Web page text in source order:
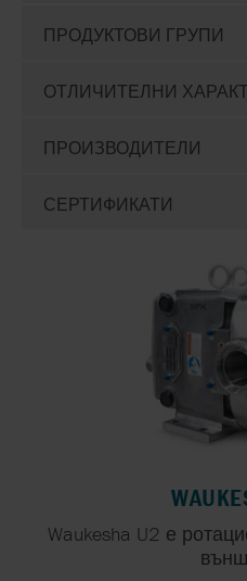
ПРОДУКТОВИ ГРУПИ
ОТЛИЧИТЕЛНИ
ПРОИЗВОДИТЕЛИ
СЕРТИФИКАТИ
Waukesha U2 е